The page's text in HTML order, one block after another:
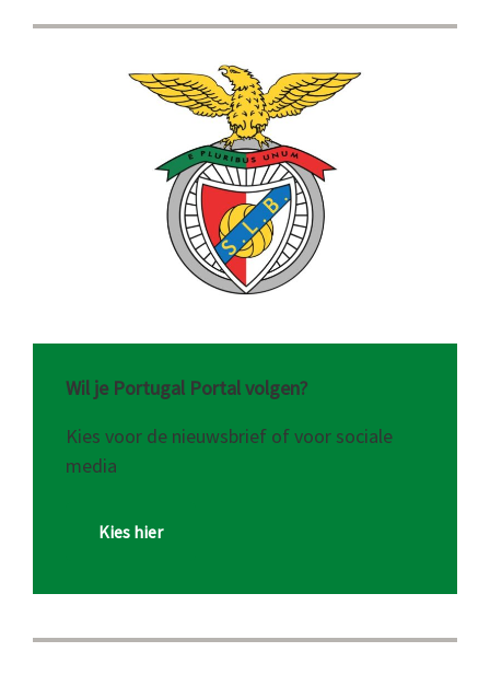
website
Wil je Portugal Portal volgen?
Kies voor de nieuwsbrief of voor sociale
media
Kies hier